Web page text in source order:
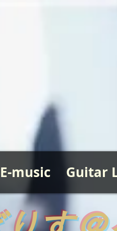
music Guitar